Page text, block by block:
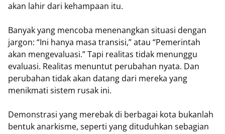
akan lahir dari kehampaan itu.
Banyak yang mencoba menenangkan situasi dengan
jargon: “Ini hanya masa transisi,” atau “Pemerintah
akan mengevaluasi.” Tapi realitas tidak menunggu
evaluasi. Realitas menuntut perubahan nyata. Dan
perubahan tidak akan datang dari mereka yang
menikmati sistem rusak ini.
Demonstrasi yang merebak di berbagai kota bukanlah
bentuk anarkisme, seperti yang dituduhkan sebagian